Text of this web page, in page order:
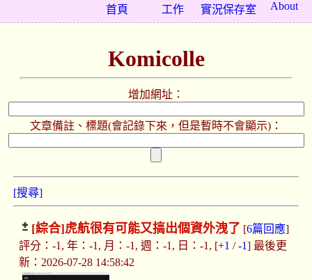
About
實況保存室
工作
首頁
Komicolle
增加網址：
文章備註、標題(會記錄下來，但是暫時不會顯示)：
[搜尋]
[綜合]虎航很有可能又搞出個資外洩了 [6篇回應]
評分：-1, 年：-1, 月：-1, 週：-1, 日：-1, [+1 /-1] 最後更
新：2026-07-28 14:58:42